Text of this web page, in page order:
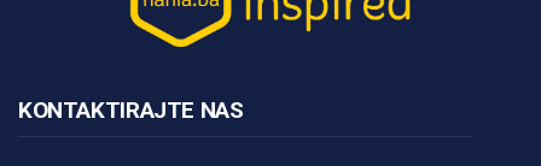
KONTAKTIRAJTE NAS